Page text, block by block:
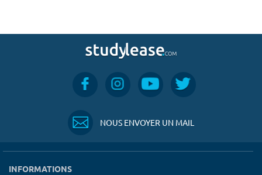
NOUS ENVOYER UN MAIL
INFORMATIONS